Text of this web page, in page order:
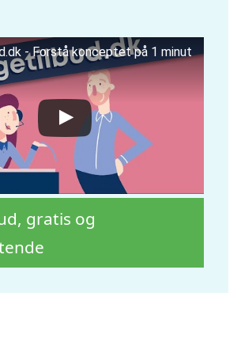
- Forstå konceptet på 1 minut
gratis og